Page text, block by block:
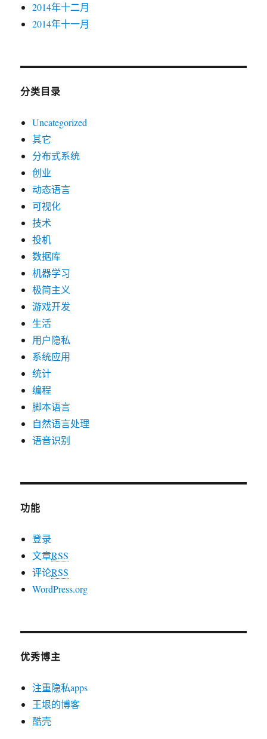
2014年十二月
2014年十一月
分类目录
Uncategorized
其它
分布式系统
创业
动态语言
可视化
技术
投机
数据库
机器学习
极简主义
游戏开发
生活
用户隐私
系统应用
统计
编程
脚本语言
自然语言处理
语音识别
功能
登录
文章RSS
评论RSS
WordPress.org
优秀博主
注重隐私apps
王垠的博客
酷壳